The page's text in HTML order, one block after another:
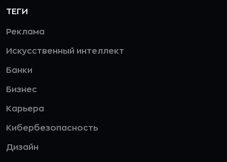
ТЕГИ
Реклама
Искусственный интеллект
Банки
Бизнес
Карьера
Кибербезопасность
Дизайн